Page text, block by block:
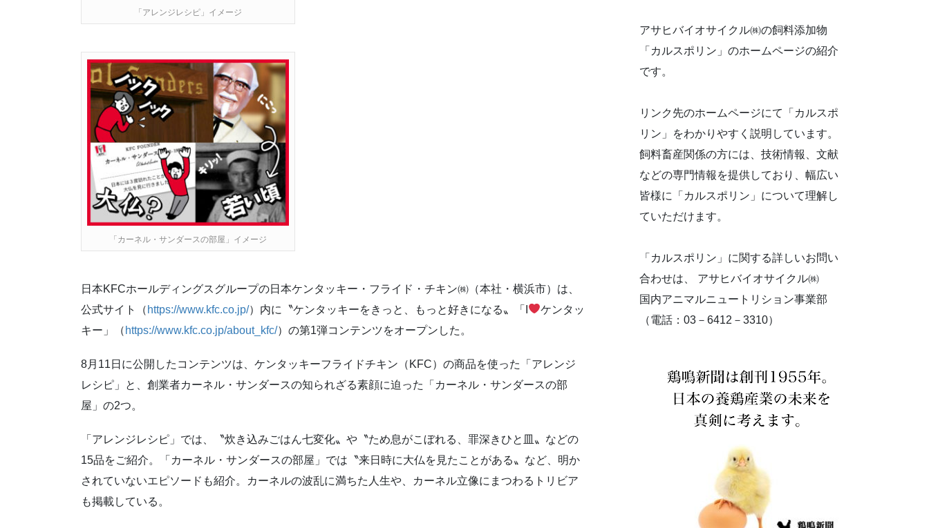
「アレンジレシピ」イメージ
「カーネル・サンダースの部屋」イメージ
日本KFCホールディングスグループの日本ケンタッキー・フライド・チキン㈱（本社・横浜市）は、
公式サイト（ https://www.kfc.co.jp/）内に〝ケンタッキーをきっと、もっと好きになる〟「I
ケンタッ
キー」（ https://www.kfc.co.jp/about_kfc/）の第1弾コンテンツをオープンした。
8月11日に公開したコンテンツは、ケンタッキーフライドチキン（KFC）の商品を使った「アレンジ
レシピ」と、創業者カーネル・サンダースの知られざる素顔に迫った「カーネル・サンダースの部
屋」の2つ。
「アレンジレシピ」では、〝炊き込みごはん七変化〟や〝ため息がこぼれる、罪深きひと皿〟などの
15品をご紹介。「カーネル・サンダースの部屋」では〝来日時に大仏を見たことがある〟など、明か
されていないエピソードも紹介。カーネルの波乱に満ちた人生や、カーネル立像にまつわるトリビア
も掲載している。
アサヒバイオサイクル㈱の飼料添加物
「カルスポリン」のホームページの紹介
です。
リンク先のホームページにて「カルスポ
リン」をわかりやすく説明しています。
飼料畜産関係の方には、技術情報、文献
などの専門情報を提供しており、幅広い
皆様に「カルスポリン」について理解し
ていただけます。
「カルスポリン」に関する詳しいお問い
合わせは、 アサヒバイオサイクル㈱
国内アニマルニュートリション事業部
（電話：03－6412－3310）